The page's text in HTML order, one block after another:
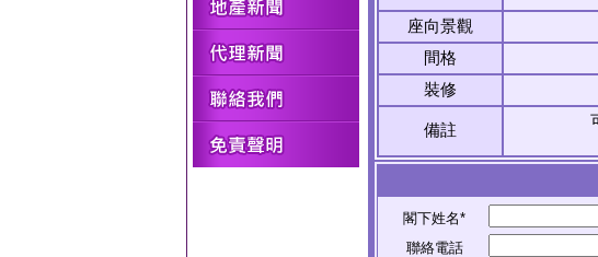
座向景觀
間格
裝修
備註
閣下姓名*
聯絡電話